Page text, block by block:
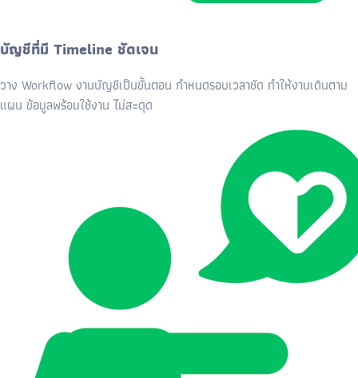
บัญชีที่มี Timeline ชัดเจน
วาง Workflow งานบัญชีเป็นขั้นตอน กำหนดรอบเวลาชัด ทำให้งานเดินตาม
แผน ข้อมูลพร้อมใช้งาน ไม่สะดุด